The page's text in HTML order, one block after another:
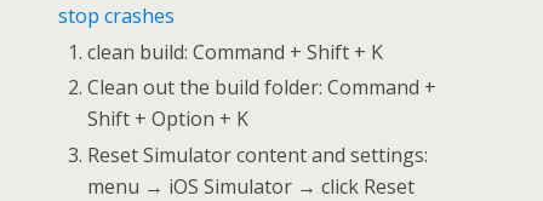
stop crashes
clean build: Command + Shift + K
Clean out the build folder: Command +
Shift + Option + K
Reset Simulator content and settings:
menu → iOS Simulator → click Reset